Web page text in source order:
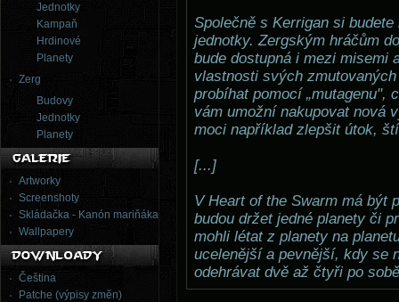
Jednotky
Kampaň
Hrdinové
Planety
Zerg
Budovy
Jednotky
Planety
Artworky
Screenshoty
Skládačka - Kanón mariňáka
Wallpapery
Čeština
Patche (výpisy změn)
Společně s Kerrigan si
jednotky. Zergským hráčům
bude dostupná i mezi misemi
vlastnosti svých
probíhat pomocí „mutagenu",
vám umožní nakupovat nová
moci například zlepšit útok,
[...]
V Heart of the Swarm má být
budou držet jedné planety či
mohli létat z planety na
ucelenější a pevnější, kdy se
odehrávat dvě až čtyři po